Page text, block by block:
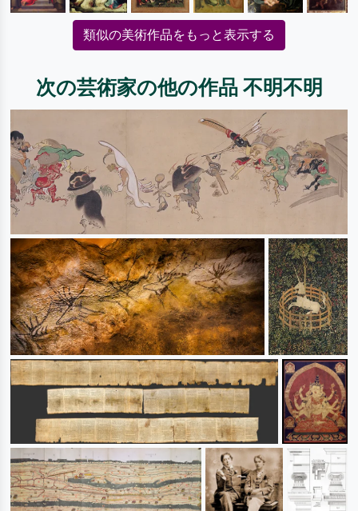
類似の美術作品をもっと表示する
次の芸術家の他の作品 不明不明